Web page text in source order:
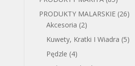
PRODUKTY MALARSKIE (26)
Akcesoria (2)
Kuwety, Kratki I Wiadra (5)
Pędzle (4)